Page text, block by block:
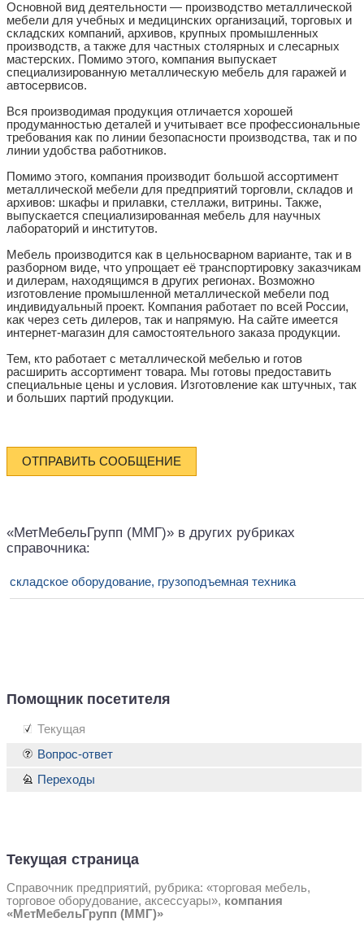
Основной вид деятельности — производство металлической
мебели для учебных и медицинских организаций, торговых и
складских компаний, архивов, крупных промышленных
производств, а также для частных столярных и слесарных
мастерских. Помимо этого, компания выпускает
специализированную металлическую мебель для гаражей и
автосервисов.
Вся производимая продукция отличается хорошей
продуманностью деталей и учитывает все профессиональные
требования как по линии безопасности производства, так и по
линии удобства работников.
Помимо этого, компания производит большой ассортимент
металлической мебели для предприятий торговли, складов и
архивов: шкафы и прилавки, стеллажи, витрины. Также,
выпускается специализированная мебель для научных
лабораторий и институтов.
Мебель производится как в цельносварном варианте, так и в
разборном виде, что упрощает её транспортировку заказчикам
и дилерам, находящимся в других регионах. Возможно
изготовление промышленной металлической мебели под
индивидуальный проект. Компания работает по всей России,
как через сеть дилеров, так и напрямую. На сайте имеется
интернет-магазин для самостоятельного заказа продукции.
Тем, кто работает с металлической мебелью и готов
расширить ассортимент товара. Мы готовы предоставить
специальные цены и условия. Изготовление как штучных, так
и больших партий продукции.
ОТПРАВИТЬ СООБЩЕНИЕ
«МетМебельГрупп (ММГ)» в других рубриках
справочника:
складское оборудование, грузоподъемная техника
Помощник посетителя
Текущая
Текущая страница
Справочник предприятий, рубрика: «торговая мебель,
торговое оборудование, аксессуары», компания
«МетМебельГрупп (ММГ)»
Вопрос-ответ
Переходы